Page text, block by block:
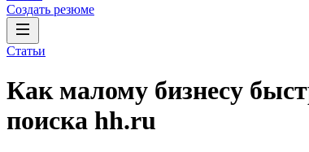
Создать резюме
Статьи
Как малому бизнесу
поиска hh.ru